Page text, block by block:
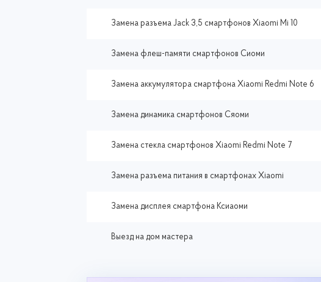
Замена разъема Jack 3,5 смартфонов Xiaomi Mi 10
Замена флеш-памяти смартфонов Сиоми
Замена аккумулятора смартфона Xiaomi Redmi Note 6
Замена динамика смартфонов Сяоми
Замена стекла смартфонов Xiaomi Redmi Note 7
Замена разъема питания в смартфонах Xiaomi
Замена дисплея смартфона Ксиаоми
Выезд на дом мастера